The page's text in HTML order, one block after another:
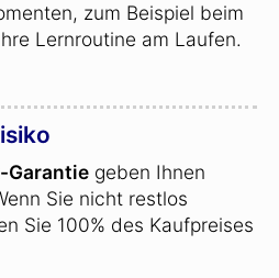
zum Beispiel beim
Lernroutine am Laufen.
Garantie geben Ihnen
Sie nicht restlos
Sie 100% des Kaufpreises